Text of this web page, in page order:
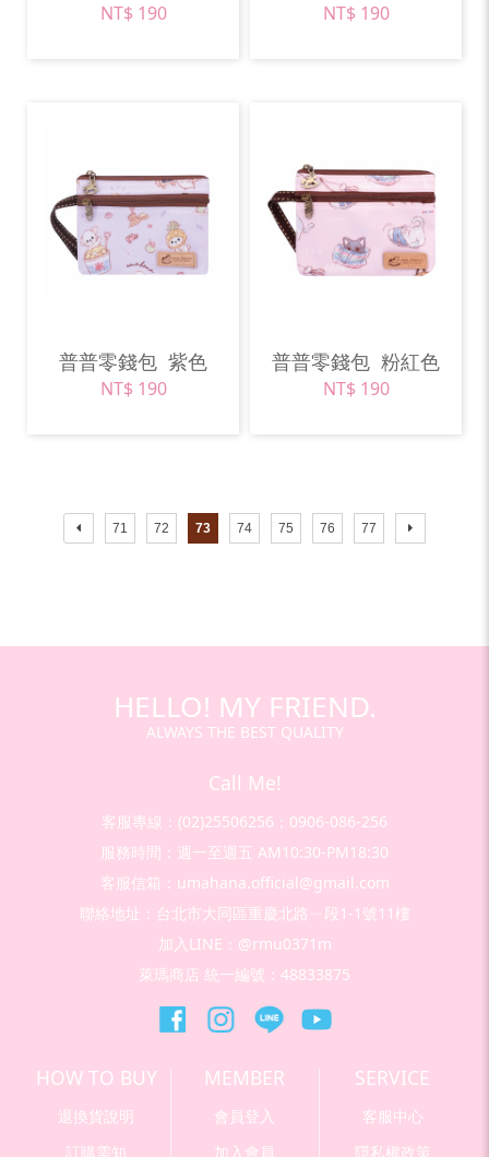
NT$ 190 NT$ 190
普普零錢包 紫色
NT$ 190
普普零錢包 粉紅色
NT$ 190
71 72 73 74 75 76 77
HELLO! MY FRIEND.
ALWAYS THE BEST QUALITY
Call Me!
客服專線：(02)25506256；0906-086-256
服務時間：週一至週五 AM10:30-PM18:30
客服信箱：umahana.official@gmail.com
聯絡地址：台北市大同區重慶北路ㄧ段1-1號11樓
加入LINE：@rmu0371m
萊瑪商店 統一編號：48833875
HOW TO BUY
退換貨說明
訂購需知
MEMBER
會員登入
加入會員
SERVICE
客服中心
隱私權政策